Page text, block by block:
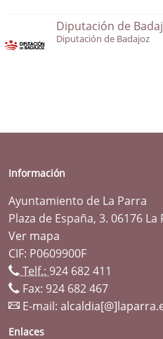
Diputación de
Diputación de Badajoz
Información
Ayuntamiento de La Parra
Plaza de España, 3. 06176
Ver mapa
CIF: P0609900F
Telf.: 924 682 411
Fax: 924 682 467
E-mail:
Enlaces